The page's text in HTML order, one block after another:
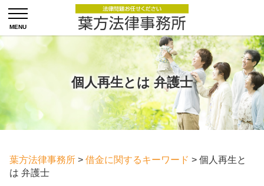
個人再生とは 弁護士
葉方法律事務所 > 借金に関するキーワード > 個人再生と
は 弁護士